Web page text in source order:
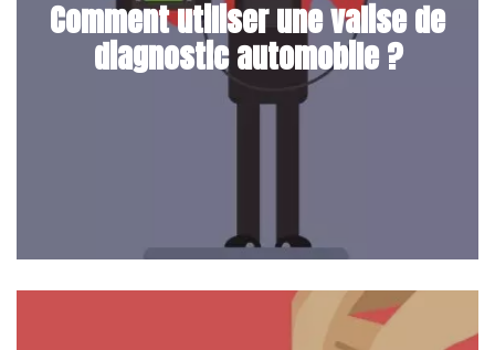
Comment utiliser une valise de
diagnostic automobile ?